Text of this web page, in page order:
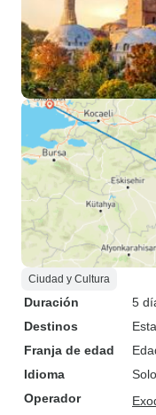
Ciudad y Cultura
Duración
5
Destinos
Franja de edad
Idioma
Operador